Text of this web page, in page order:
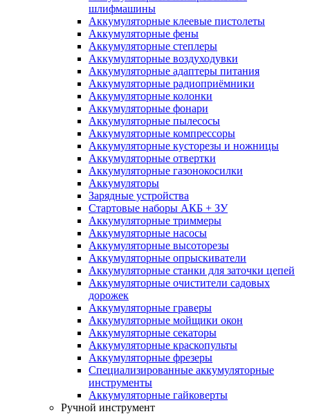
шлифмашины
Аккумуляторные клеевые пистолеты
Аккумуляторные фены
Аккумуляторные степлеры
Аккумуляторные воздуходувки
Аккумуляторные адаптеры питания
Аккумуляторные радиоприёмники
Аккумуляторные колонки
Аккумуляторные фонари
Аккумуляторные пылесосы
Аккумуляторные компрессоры
Аккумуляторные кусторезы и ножницы
Аккумуляторные отвертки
Аккумуляторные газонокосилки
Аккумуляторы
Зарядные устройства
Стартовые наборы АКБ + ЗУ
Аккумуляторные триммеры
Аккумуляторные насосы
Аккумуляторные высоторезы
Аккумуляторные опрыскиватели
Аккумуляторные станки для заточки цепей
Аккумуляторные очистители садовых
дорожек
Аккумуляторные граверы
Аккумуляторные мойщики окон
Аккумуляторные секаторы
Аккумуляторные краскопульты
Аккумуляторные фрезеры
Специализированные аккумуляторные
инструменты
Аккумуляторные гайковерты
Ручной инструмент